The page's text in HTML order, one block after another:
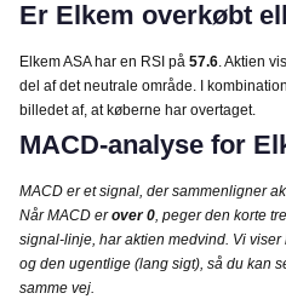
Er Elkem overkøbt
Elkem ASA har en RSI på 57.6. Aktien
del af det neutrale område. I
billedet af, at køberne har overtaget.
MACD-analyse for
MACD er et signal, der sammenligner
Når MACD erover 0, peger den korte
signal-linje, har aktien medvind. Vi
og den ugentlige (lang sigt), så du kan
samme vej.